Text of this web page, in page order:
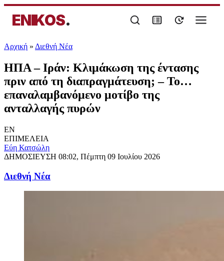
ENIKOS.
Αρχική » Διεθνή Νέα
ΗΠΑ – Ιράν: Κλιμάκωση της έντασης
πριν από τη διαπραγμάτευση; – Το…
επαναλαμβανόμενο μοτίβο της
ανταλλαγής πυρών
EN
ΕΠΙΜΕΛΕΙΑ
Εύη Κατσώλη
ΔΗΜΟΣΙΕΥΣΗ 08:02, Πέμπτη 09 Ιουλίου 2026
Διεθνή Νέα